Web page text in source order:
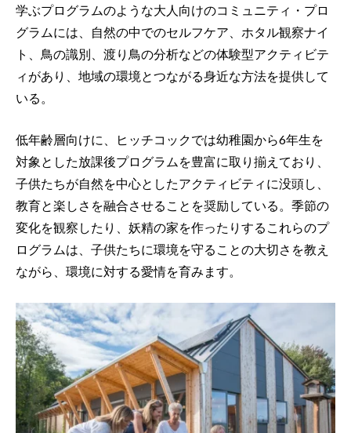
学ぶプログラムのような大人向けのコミュニティ・プロ
グラムには、自然の中でのセルフケア、ホタル観察ナイ
ト、鳥の識別、渡り鳥の分析などの体験型アクティビテ
ィがあり、地域の環境とつながる身近な方法を提供して
いる。
低年齢層向けに、ヒッチコックでは幼稚園から6年生を
対象とした放課後プログラムを豊富に取り揃えており、
子供たちが自然を中心としたアクティビティに没頭し、
教育と楽しさを融合させることを奨励している。季節の
変化を観察したり、妖精の家を作ったりするこれらのプ
ログラムは、子供たちに環境を守ることの大切さを教え
ながら、環境に対する愛情を育みます。